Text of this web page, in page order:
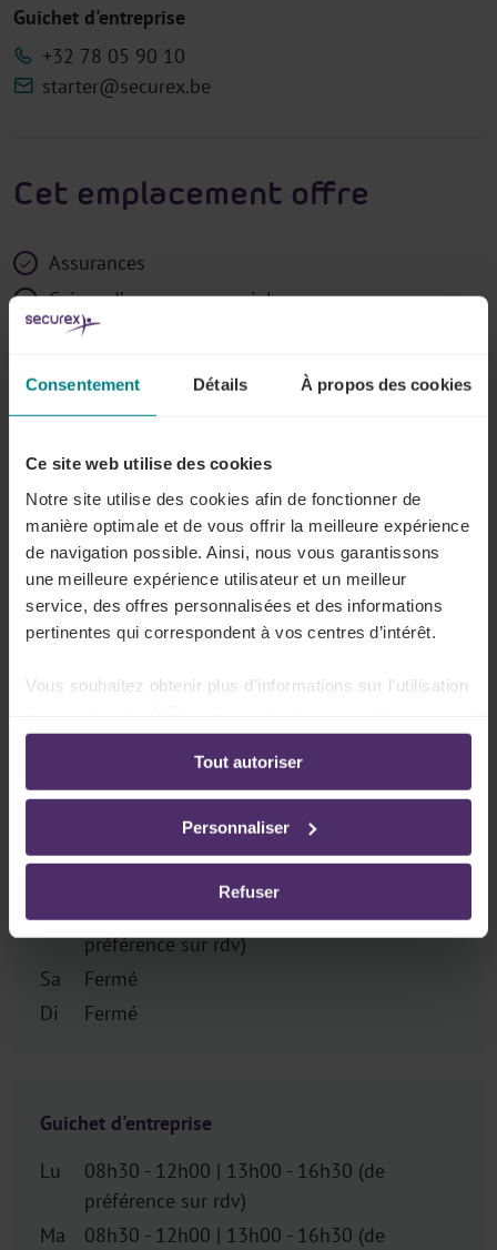
Consentement Détails À propos des cookies
Ce site web utilise des cookies
Notre site utilise des cookies afin de fonctionner de
manière optimale et de vous offrir la meilleure expérience
de navigation possible. Ainsi, nous vous garantissons
une meilleure expérience utilisateur et un meilleur
service, des offres personnalisées et des informations
pertinentes qui correspondent à vos centres d’intérêt.
Vous souhaitez obtenir plus d'informations sur l'utilisation
ligne:
Politique de confidentialité-Politique en matière
d’utilisation des cookies
Tout autoriser
Personnaliser
Refuser
Guichet d'entreprise
+32 78 05 90 10
starter@securex.be
Cet emplacement offre
Assurances
Caisse d’assurances sociales
Contrôle Médical
Guichet d'entreprise ou services aux entrepreneurs
Politique du personnel
Services juridiques pour entrepreneurs
Horaires d'ouvertures
préférence sur rdv)
préférence sur rdv)
Me
08h30 - 12h00 | 13h00 - 16h30 (de
préférence sur rdv)
Je
08h30 - 12h00 | 13h00 - 17h00 (de
préférence sur rdv)
Ve
08h30 - 12h00 | 13h00 - 16h30 (de
préférence sur rdv)
Sa
Fermé
Di
Fermé
Guichet d'entreprise
Lu
08h30 - 12h00 | 13h00 - 16h30 (de
préférence sur rdv)
Ma
08h30 - 12h00 | 13h00 - 16h30 (de